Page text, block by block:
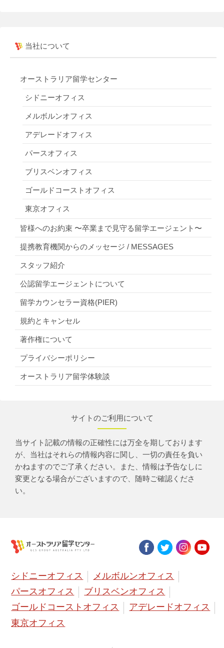
当社について
オーストラリア留学センター
シドニーオフィス
メルボルンオフィス
アデレードオフィス
パースオフィス
ブリスベンオフィス
ゴールドコーストオフィス
東京オフィス
皆様へのお約束 〜卒業まで見守る留学エージェント〜
提携教育機関からのメッセージ / MESSAGES
スタッフ紹介
公認留学エージェントについて
留学カウンセラー資格(PIER)
規約とキャンセル
著作権について
プライバシーポリシー
オーストラリア留学体験談
サイトのご利用について
当サイト記載の情報の正確性には万全を期しております
が、当社はそれらの情報内容に関し、一切の責任を負い
かねますのでご了承ください。また、情報は予告なしに
変更となる場合がございますので、随時ご確認くださ
い。
シドニーオフィス
メルボルンオフィス
パースオフィス
ブリスベンオフィス
ゴールドコーストオフィス
アデレードオフィス
東京オフィス